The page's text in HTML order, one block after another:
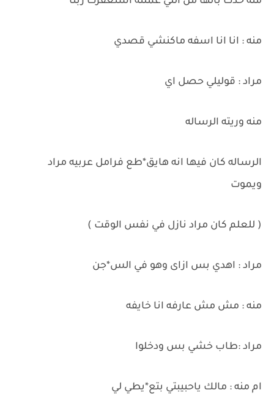
منه : انا انا اسفه ماكنشي قصدي
مراد : قوليلي حصل اي
منه وريته الرساله
الرساله كان فيها انه هايق*طع فرامل عربيه مراد
ويموت
( للعلم كان مراد نازل في نفس الوقت )
مراد : اهدي بس ازاى وهو في الس*جن
منه : مش مش عارفه انا خايفه
مراد :طاب خشي بس ودخلوا
ام منه : مالك ياحبيبتي بتع*يطي لي